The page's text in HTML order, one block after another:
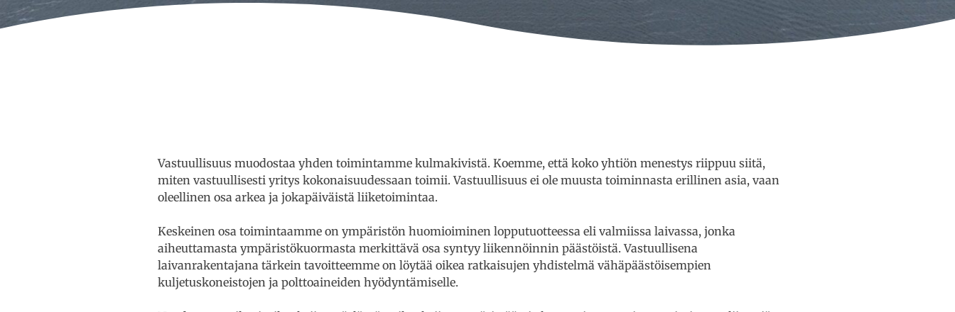
Vastuullisuus muodostaa yhden toimintamme kulmakivistä. Koemme, että koko yhtiön menestys riippuu siitä,
miten vastuullisesti yritys kokonaisuudessaan toimii. Vastuullisuus ei ole muusta toiminnasta erillinen asia, vaan
oleellinen osa arkea ja jokapäiväistä liiketoimintaa.
Keskeinen osa toimintaamme on ympäristön huomioiminen lopputuotteessa eli valmiissa laivassa, jonka
aiheuttamasta ympäristökuormasta merkittävä osa syntyy liikennöinnin päästöistä. Vastuullisena
laivanrakentajana tärkein tavoitteemme on löytää oikea ratkaisujen yhdistelmä vähäpäästöisempien
kuljetuskoneistojen ja polttoaineiden hyödyntämiselle.